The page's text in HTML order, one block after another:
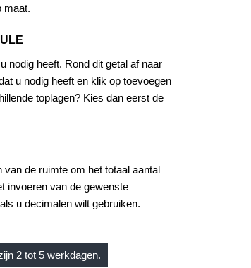
maat.
nodig heeft. Rond dit getal af naar
u nodig heeft en klik op toevoegen
toplagen? Kies dan eerst de
de ruimte om het totaal aantal
invoeren van de gewenste
u decimalen wilt gebruiken.
2 tot 5 werkdagen.